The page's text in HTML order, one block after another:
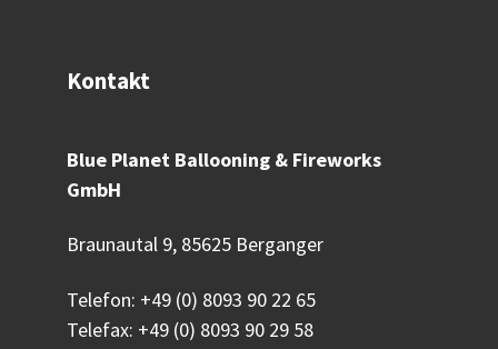
Kontakt
Blue Planet Ballooning & Fireworks
GmbH
Braunautal 9, 85625 Berganger
Telefon: +49 (0) 8093 90 22 65
Telefax: +49 (0) 8093 90 29 58